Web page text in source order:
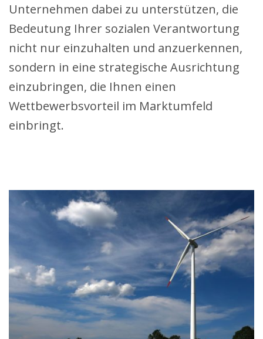
Unternehmen dabei zu unterstützen, die
Bedeutung Ihrer sozialen Verantwortung
nicht nur einzuhalten und anzuerkennen,
sondern in eine strategische Ausrichtung
einzubringen, die Ihnen einen
Wettbewerbsvorteil im Marktumfeld
einbringt.